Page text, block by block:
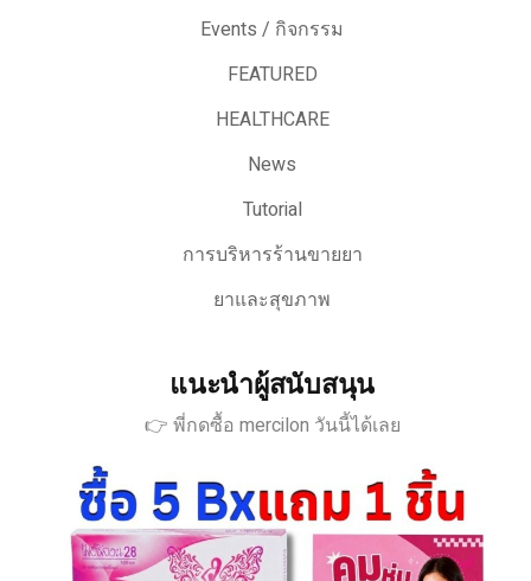
Events / กิจกรรม
FEATURED
HEALTHCARE
News
Tutorial
การบริหารร้านขายยา
ยาและสุขภาพ
แนะนำผู้สนับสนุน
👉 พี่กดซื้อ mercilon วันนี้ได้เลย